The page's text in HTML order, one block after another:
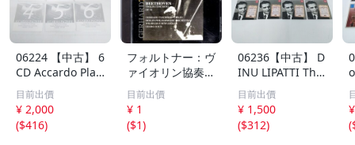
06224 【中古】 6
CD Accardo Play
s Paganini Com
plete Recording
s サルヴァトー
レ・アッカルド
目前出價
¥ 2,000
($416)
フォルトナー：ヴ
ァイオリン協奏曲
ベートーヴェン：
ヴァイオリン協奏
曲 ゲルハルト・
タシュナー DG A
目前出價
¥ 1
($1)
06236【中古】 D
INU LIPATTI The
Master Pianist C
D 7枚組 動作確認
済み ディヌ・リ
パッティ クラシ
目前出價
¥ 1,500
($312)
(